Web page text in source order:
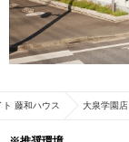
藤和ハウス 大泉学園店